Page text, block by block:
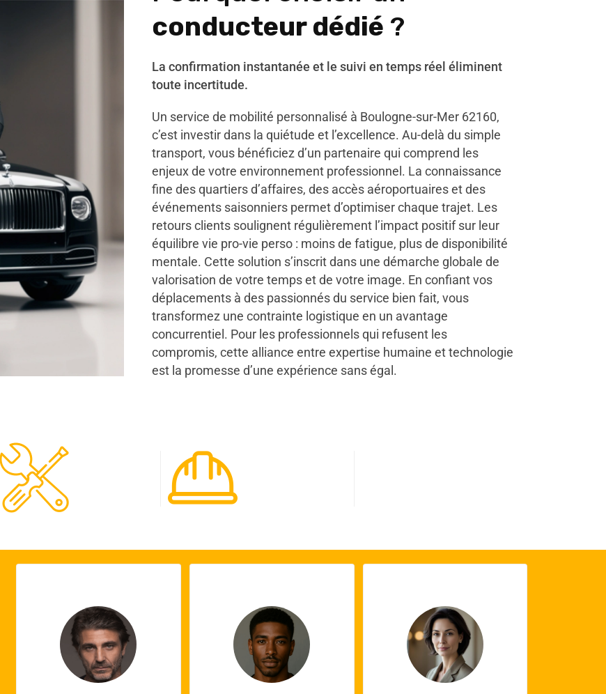
conducteur dédié ?
La confirmation instantanée et le suivi en temps réel éliminent
toute incertitude.
Un service de mobilité personnalisé à Boulogne-sur-Mer 62160,
c’est investir dans la quiétude et l’excellence. Au-delà du simple
transport, vous bénéficiez d’un partenaire qui comprend les
enjeux de votre environnement professionnel. La connaissance
fine des quartiers d’affaires, des accès aéroportuaires et des
événements saisonniers permet d’optimiser chaque trajet. Les
retours clients soulignent régulièrement l’impact positif sur leur
équilibre vie pro-vie perso : moins de fatigue, plus de disponibilité
mentale. Cette solution s’inscrit dans une démarche globale de
valorisation de votre temps et de votre image. En confiant vos
déplacements à des passionnés du service bien fait, vous
transformez une contrainte logistique en un avantage
concurrentiel. Pour les professionnels qui refusent les
compromis, cette alliance entre expertise humaine et technologie
est la promesse d’une expérience sans égal.